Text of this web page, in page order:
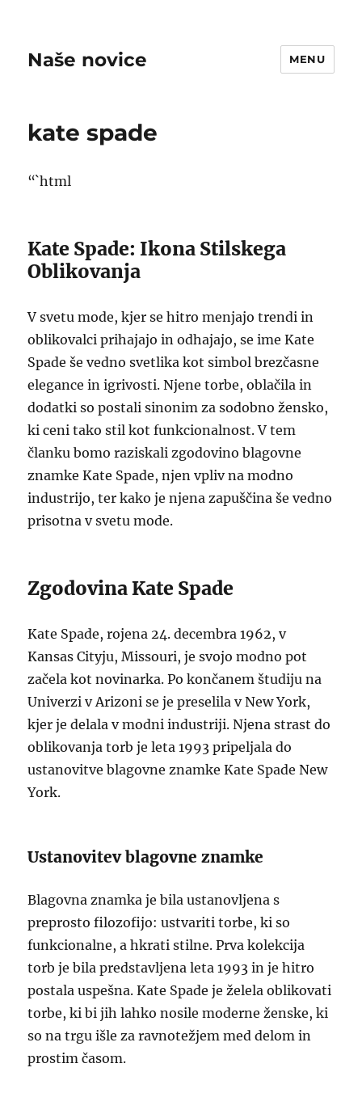
Naše novice MENU
kate spade
“`html
Kate Spade: Ikona Stilskega
Oblikovanja
V svetu mode, kjer se hitro menjajo trendi in
oblikovalci prihajajo in odhajajo, se ime Kate
Spade še vedno svetlika kot simbol brezčasne
elegance in igrivosti. Njene torbe, oblačila in
dodatki so postali sinonim za sodobno žensko,
ki ceni tako stil kot funkcionalnost. V tem
članku bomo raziskali zgodovino blagovne
znamke Kate Spade, njen vpliv na modno
industrijo, ter kako je njena zapuščina še vedno
prisotna v svetu mode.
Zgodovina Kate Spade
Kate Spade, rojena 24. decembra 1962, v
Kansas Cityju, Missouri, je svojo modno pot
začela kot novinarka. Po končanem študiju na
Univerzi v Arizoni se je preselila v New York,
kjer je delala v modni industriji. Njena strast do
oblikovanja torb je leta 1993 pripeljala do
ustanovitve blagovne znamke Kate Spade New
York.
Ustanovitev blagovne znamke
Blagovna znamka je bila ustanovljena s
preprosto filozofijo: ustvariti torbe, ki so
funkcionalne, a hkrati stilne. Prva kolekcija
torb je bila predstavljena leta 1993 in je hitro
postala uspešna. Kate Spade je želela oblikovati
torbe, ki bi jih lahko nosile moderne ženske, ki
so na trgu išle za ravnotežjem med delom in
prostim časom.